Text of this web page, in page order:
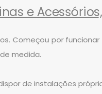
e Acessórios,
Começou por
medida.
de instalações